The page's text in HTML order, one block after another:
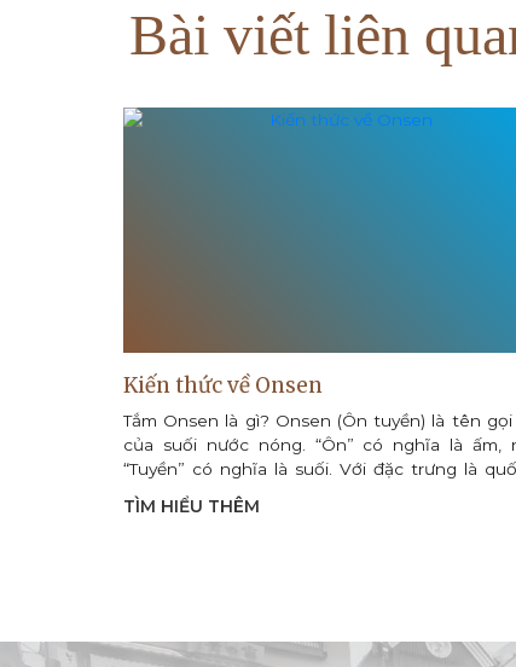
Bài viết liên
Kiến thức về Onsen
Tắm Onsen là gì? Onsen (Ôn tuyền) là tên
của suối nước nóng. “Ôn” có nghĩa là ấm,
“Tuyền” có nghĩa là suối. Với đặc trưng là
có nhiều núi lửa hoạt động, Nhật...
TÌM HIỂU THÊM